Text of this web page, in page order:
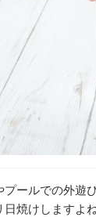
プールでの外遊
日焼けしますよ